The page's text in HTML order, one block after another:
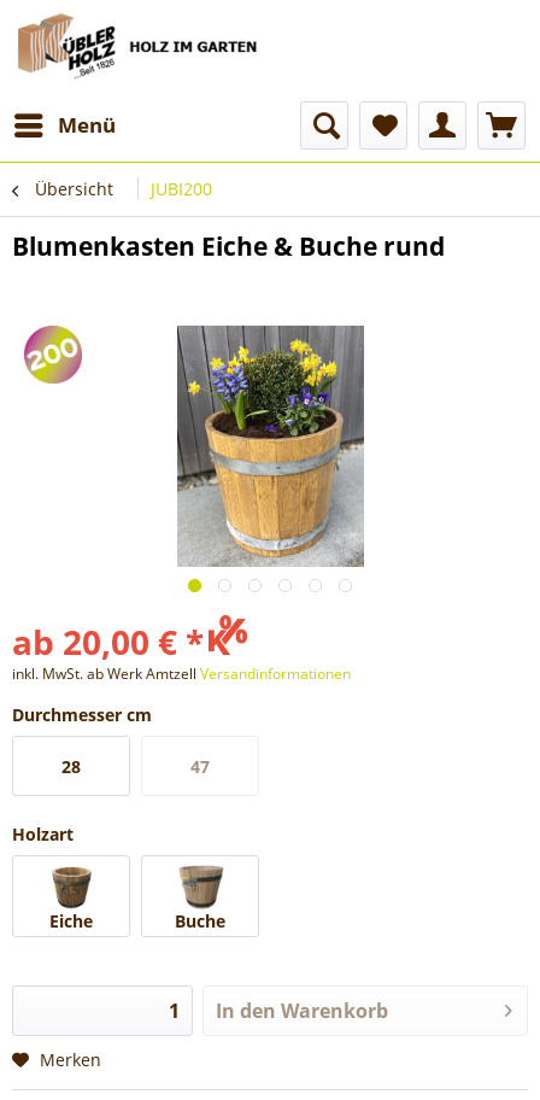
Menü
Übersicht JUBI200
Blumenkasten Eiche & Buche rund
ab 20,00 € *
inkl. MwSt. ab Werk Amtzell Versandinformationen
Durchmesser cm
28 47
Holzart
Eiche Buche
In den Warenkorb
Merken